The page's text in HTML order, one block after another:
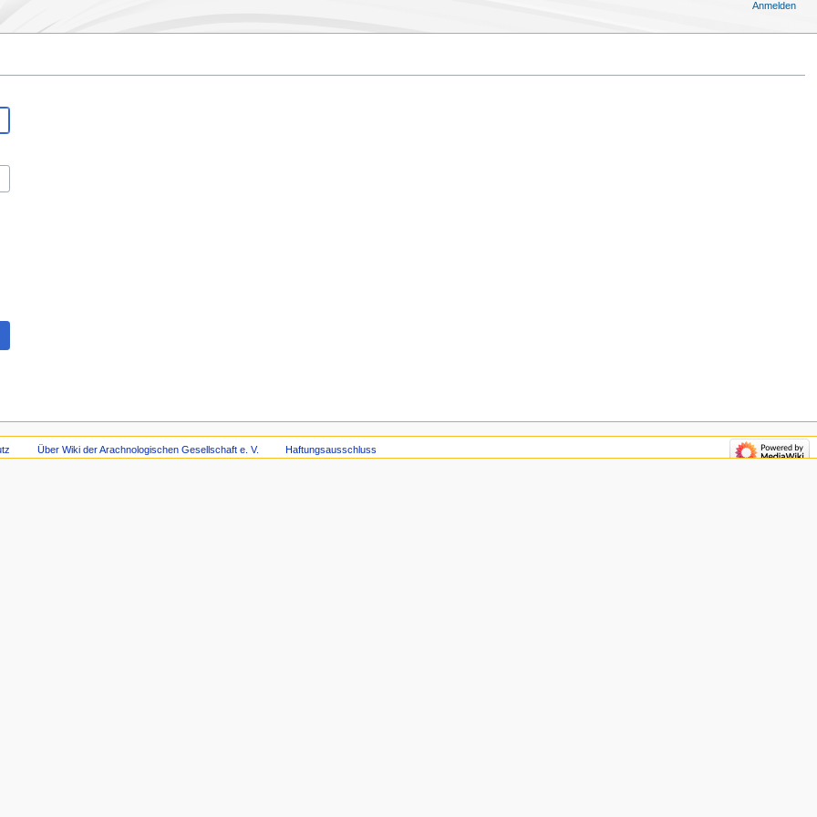
Anmelden
Über Wiki der Arachnologischen Gesellschaft e. V. Haftungsausschluss